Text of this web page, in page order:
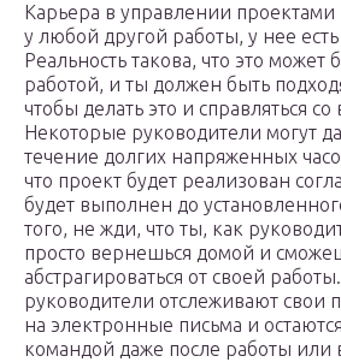
Карьера в управлении проектами
у любой другой работы, у нее есть
Реальность такова, что это может
работой, и ты должен быть
чтобы делать это и справляться
Некоторые руководители могут
течение долгих напряженных
что проект будет реализован
будет выполнен до
того, не жди, что ты, как
просто вернешься домой и
абстрагироваться от своей
руководители отслеживают свои
на электронные письма и
командой даже после работы